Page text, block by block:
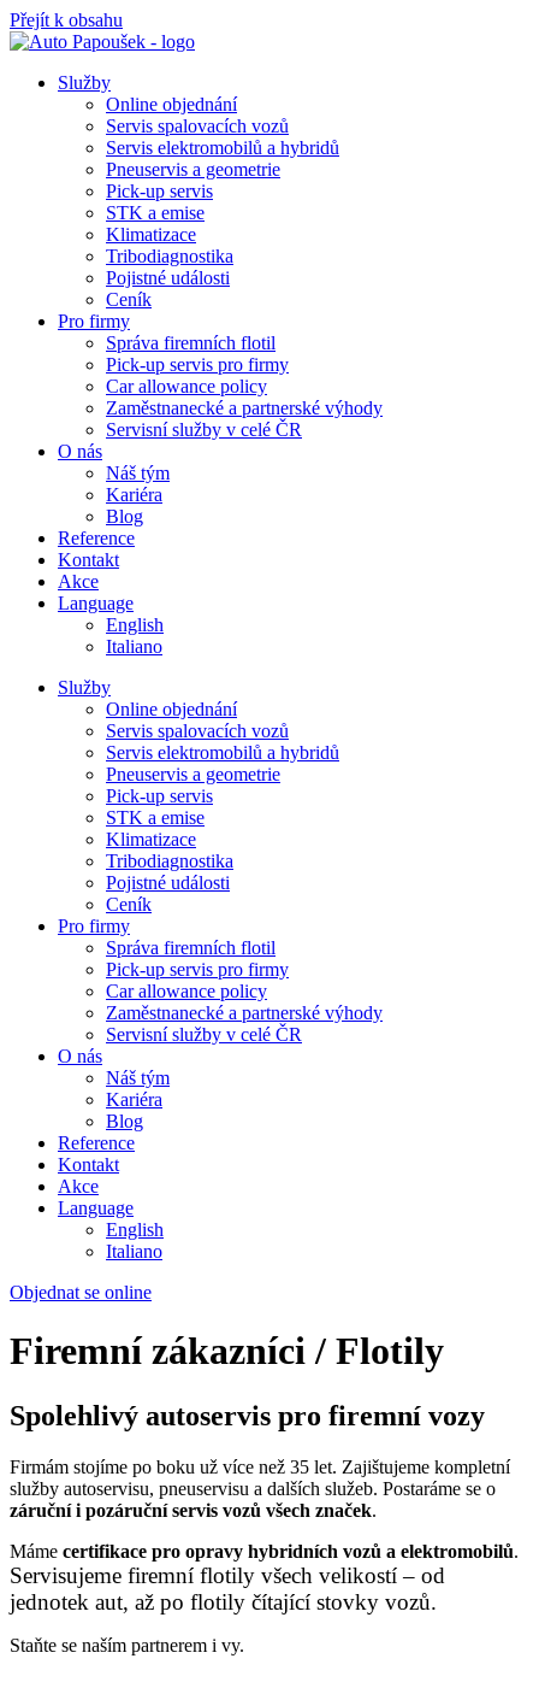
Přejít k obsahu
Služby
Online objednání
Servis spalovacích vozů
Servis elektromobilů a hybridů
Pneuservis a geometrie
Pick-up servis
STK a emise
Klimatizace
Tribodiagnostika
Pojistné události
Ceník
Pro firmy
Správa firemních flotil
Pick-up servis pro firmy
Car allowance policy
Zaměstnanecké a partnerské výhody
Servisní služby v celé ČR
O nás
Náš tým
Kariéra
Blog
Reference
Kontakt
Akce
Language
English
Italiano
Služby
Online objednání
Servis spalovacích vozů
Servis elektromobilů a hybridů
Pneuservis a geometrie
Pick-up servis
STK a emise
Klimatizace
Tribodiagnostika
Pojistné události
Ceník
Pro firmy
Správa firemních flotil
Pick-up servis pro firmy
Car allowance policy
Zaměstnanecké a partnerské výhody
Servisní služby v celé ČR
O nás
Náš tým
Kariéra
Blog
Reference
Kontakt
Akce
Language
English
Italiano
Objednat se online
Firemní zákazníci / Flotily
Spolehlivý autoservis pro firemní vozy
Firmám stojíme po boku už více než 35 let. Zajištujeme kompletní
služby autoservisu, pneuservisu a dalších služeb. Postaráme se o
záruční i pozáruční servis vozů všech značek.
Máme certifikace pro opravy hybridních vozů a elektromobilů.
Servisujeme firemní flotily všech velikostí – od
jednotek aut, až po flotily čítající stovky vozů.
Staňte se naším partnerem i vy.